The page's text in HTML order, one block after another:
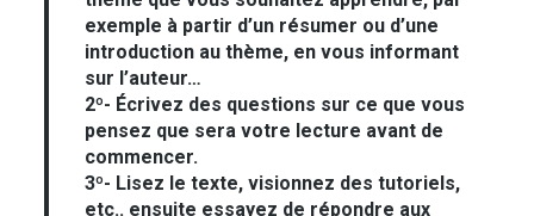
exemple à partir d’un résumer ou d’une
introduction au thème, en vous informant
sur l’auteur…
2º- Écrivez des questions sur ce que vous
pensez que sera votre lecture avant de
commencer.
3º- Lisez le texte, visionnez des tutoriels,
etc.. ensuite essayez de répondre aux